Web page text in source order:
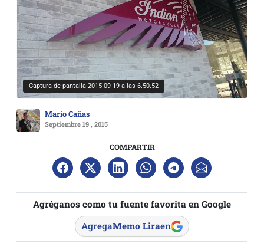
Captura de pantalla 2015-09-19 a las 6.50.52
Mario Cañas
Septiembre 19 , 2015
COMPARTIR
Agréganos como tu fuente favorita en Google
AgregaMemo Liraen